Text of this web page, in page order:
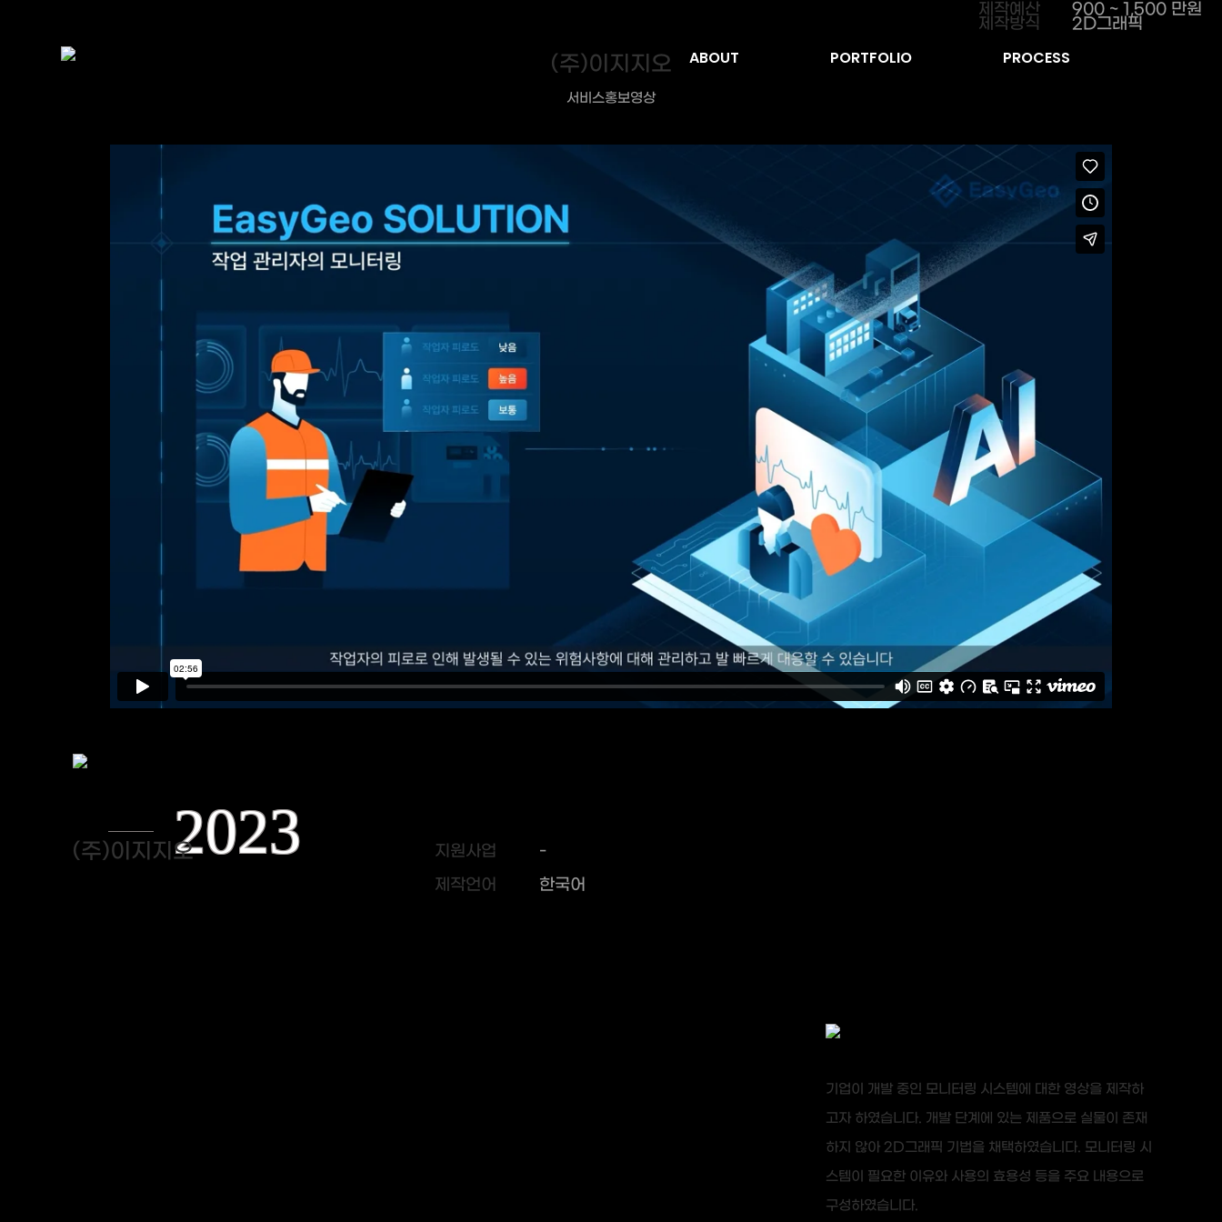
ABOUT PORTFOLIO PROCESS
(주)이지지오
서비스홍보영상
2023
(주)이지지오 지원사업 -
제작예산 900 ~ 1,500 만원
제작언어 한국어
제작방식 2D그래픽
기업이 개발 중인 모니터링 시스템에 대한 영상을 제작하
고자 하였습니다. 개발 단계에 있는 제품으로 실물이 존재
하지 않아 2D그래픽 기법을 채택하였습니다. 모니터링 시
스템이 필요한 이유와 사용의 효용성 등을 주요 내용으로
구성하였습니다.